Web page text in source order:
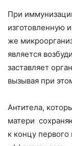
При
изготовленную
же
является
заставляет
вызывая при
Антитела,
матери
к концу